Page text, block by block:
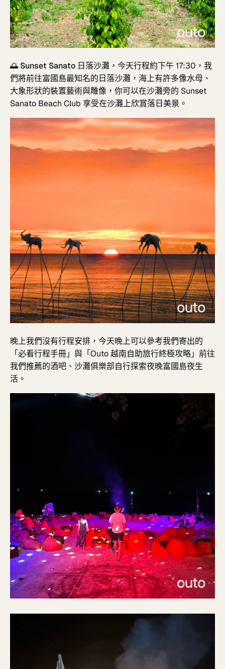
🌅 Sunset Sanato 日落沙灘 ， 今天行程約下午 17:30，我
們將前往富國島最知名的日落沙灘，海上有許多像水母、
大象形狀的裝置藝術與雕像，你可以在沙灘旁的 Sunset
Sanato Beach Club 享受在沙灘上欣賞落日美景。
晚上我們沒有行程安排，今天晚上可以參考我們寄出的
「必看行程手冊」與 「Outo越南自助旅行終極攻略」前往
我們推薦的酒吧、沙灘俱樂部自行探索夜晚富國島夜生
活。